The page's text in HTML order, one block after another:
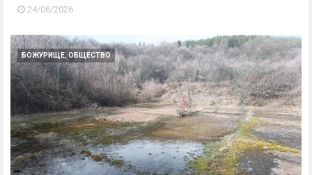
24/06/2026
БОЖУРИЩЕ, ОБЩЕСТВО